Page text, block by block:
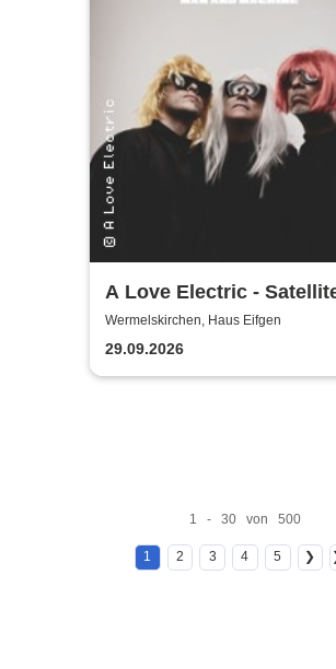
A Love Electric -
Jazz - New Perspectives
Jazz
Wermelskirchen, Haus Eifgen
29.09.2026
1 - 30 von 500
1 2 3 4 5 ❯